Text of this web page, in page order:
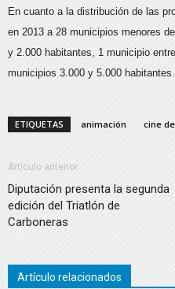
En cuanto a la distribución de las
en 2013 a 28 municipios menores
y 2.000 habitantes, 1 municipio
municipios 3.000 y 5.000 habitantes.
ETIQUETAS animación cine
Artículo anterior
Diputación presenta la segunda
edición del Triatlón de
Carboneras
Artículo relacionados